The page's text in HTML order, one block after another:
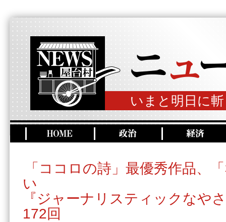
いまと明日に
「ココロの詩」最優秀作品、
い
『ジャーナリスティックなや
172回